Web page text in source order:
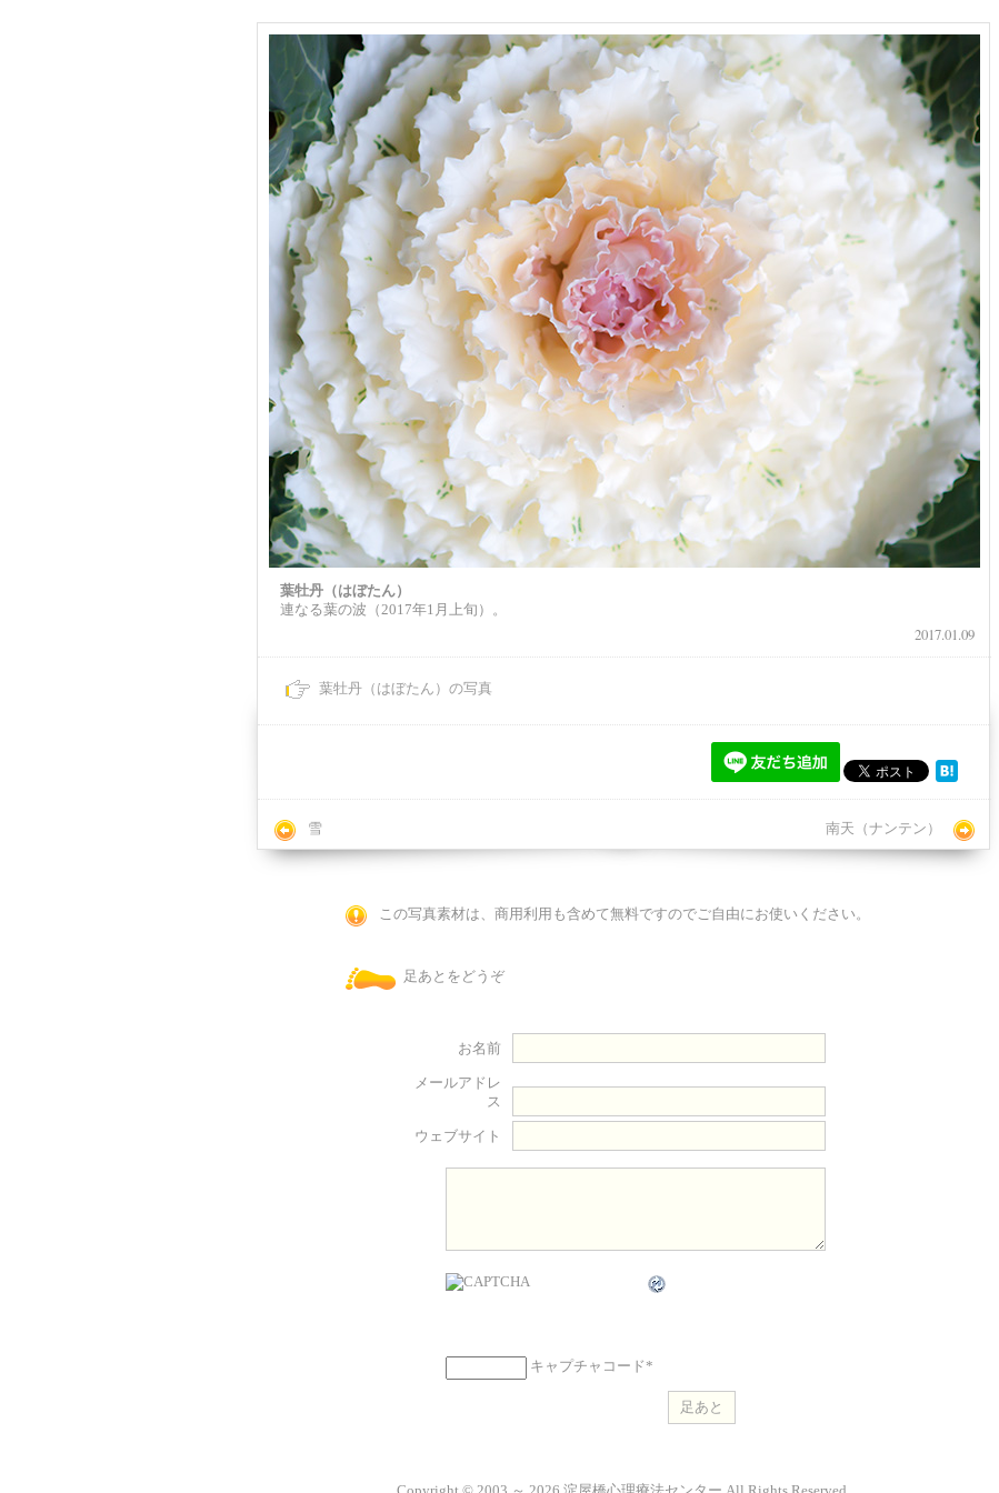
葉牡丹（はぼたん）
連なる葉の波（2017年1月上旬）。
2017.01.09
葉牡丹（はぼたん）の写真
雪 南天（ナンテン）
この写真素材は、商用利用も含めて無料ですのでご自由にお使いください。
足あとをどうぞ
お名前
メールアドレ
ス
ウェブサイト
キャプチャコード *